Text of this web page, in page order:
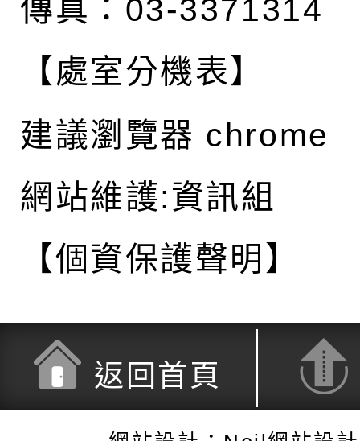
傳真：03-3371314
【處室分機表】
建議瀏覽器 chrome
網站維護:資訊組
【個資保護聲明】
返回首頁